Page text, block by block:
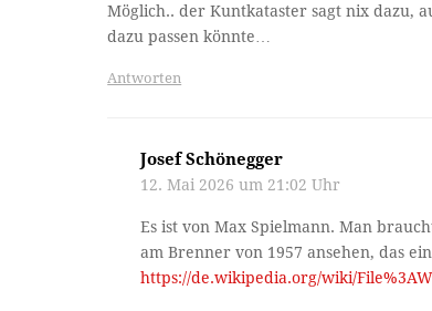
Möglich.. der Kuntkataster sagt nix dazu,
dazu passen könnte…
Antworten
Josef Schönegger
12. Mai 2026 um 21:02 Uhr
Es ist von Max Spielmann. Man
am Brenner von 1957 ansehen, das
https://de.wikipedia.org/wiki/